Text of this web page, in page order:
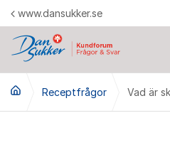
Hoppa till innehåll
www.dansukker.se
Receptfrågor